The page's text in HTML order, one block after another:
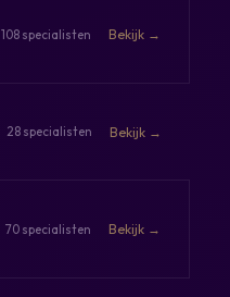
108 specialisten Bekijk →
28 specialisten Bekijk →
70 specialisten Bekijk →